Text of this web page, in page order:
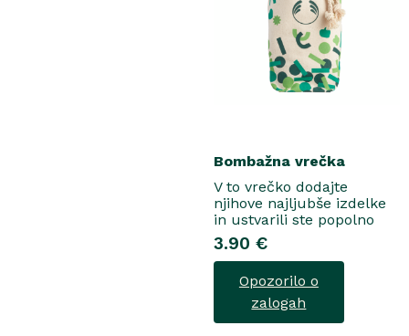
Bombažna vrečka
V to vrečko dodajte
njihove najljubše izdelke
in ustvarili ste popolno
darilo...
3.90 €
Opozorilo o
zalogah